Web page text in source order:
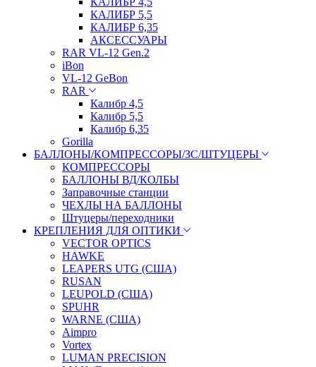
КАЛИБР 5,5
КАЛИБР 6,35
АКСЕССУАРЫ
RAR VL-12 Gen.2
iBon
VL-12 GeBon
RAR
Калибр 4,5
Калибр 5,5
Калибр 6,35
Gorilla
БАЛЛОНЫ/КОМПРЕССОРЫ/ЗС/ШТУЦЕРЫ
КОМПРЕССОРЫ
БАЛЛОНЫ ВД/КОЛБЫ
Заправочные станции
ЧЕХЛЫ НА БАЛЛОНЫ
Штуцеры/переходники
КРЕПЛЕНИЯ ДЛЯ ОПТИКИ
VECTOR OPTICS
HAWKE
LEAPERS UTG (США)
RUSAN
LEUPOLD (США)
SPUHR
WARNE (США)
Aimpro
Vortex
LUMAN PRECISION